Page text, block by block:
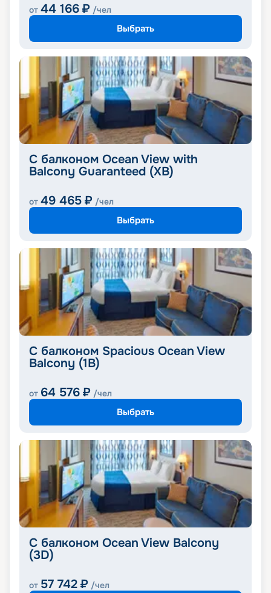
от 44 166 ₽ /чел
Выбрать
С балконом Ocean View with
Balcony Guaranteed (XB)
от 49 465 ₽ /чел
Выбрать
С балконом Spacious Ocean View
Balcony (1B)
от 64 576 ₽ /чел
Выбрать
С балконом Ocean View Balcony
(3D)
от 57 742 ₽ /чел